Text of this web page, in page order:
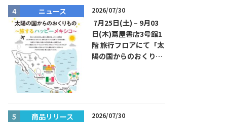
無料！
ニュース 2026/07/30
7月25日(土) – 9月03
日(木)蔦屋書店3号館1
階 旅行フロアにて「太
陽の国からのおくりも
商品リリース 2026/07/30